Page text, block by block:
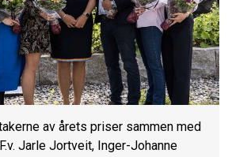
av årets priser sammen med
Jarle Jortveit, Inger-Johanne